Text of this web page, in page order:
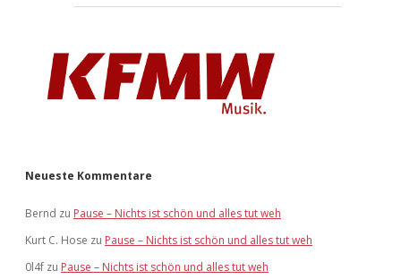
Neueste Kommentare
Bernd zu Pause – Nichts ist schön und alles tut weh
Kurt C. Hose zu Pause – Nichts ist schön und alles tut weh
0l4f zu Pause – Nichts ist schön und alles tut weh